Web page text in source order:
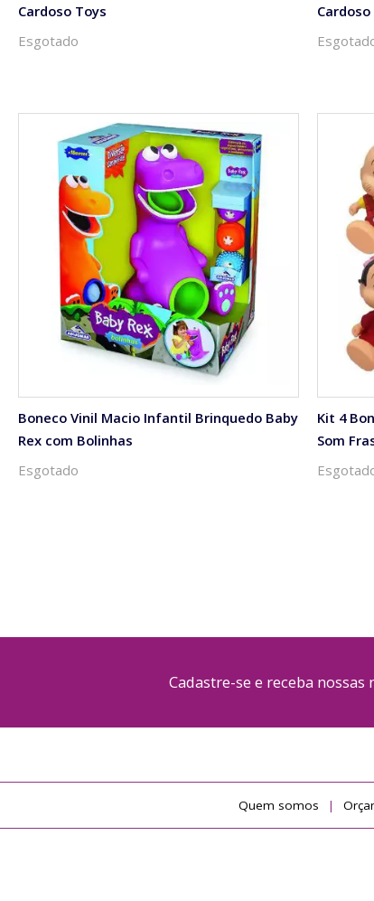
Cardoso Toys
Esgotado
Boneco Vinil Macio Infantil Brinquedo Baby
Rex com Bolinhas
Esgotado
Kit 4
Som
Cadastre-se e receba
Quem somos